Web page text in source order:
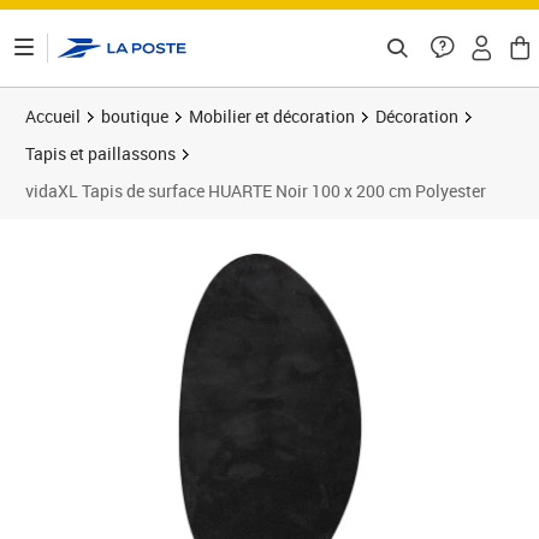
Accueil boutique Mobilier et décoration
Décoration
Tapis et paillassons
vidaXL Tapis de surface HUARTE Noir 100 x 200 cm Polyester